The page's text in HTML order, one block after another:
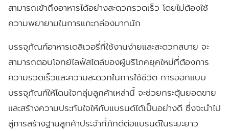
สามารถเข้าถึงอาหารได้อย่างสะดวกรวดเร็ว โดยไม่ต้องใช้
ความพยายามในการแกะกล่องมากนัก
บรรจุภัณฑ์อาหารเดลิเวอรี่ที่ใช้งานง่ายและสะดวกสบาย จะ
สามารถตอบโจทย์ไลฟ์สไตล์ของผู้บริโภคยุคใหม่ที่ต้องการ
ความรวดเร็วและความสะดวกในการใช้ชีวิต การออกแบบ
บรรจุภัณฑ์ให้โดนใจกลุ่มลูกค้าเหล่านี้ จะช่วยกระตุ้นยอดขาย
และสร้างความประทับใจให้กับแบรนด์ได้เป็นอย่างดี ซึ่งจะนำไป
สู่การสร้างฐานลูกค้าประจำที่ภักดีต่อแบรนด์ในระยะยาว